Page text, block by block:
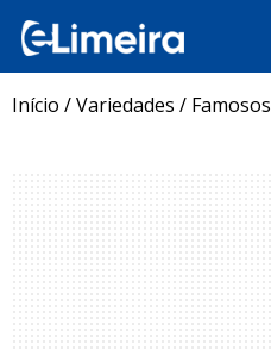
Início /Variedades / Famosos